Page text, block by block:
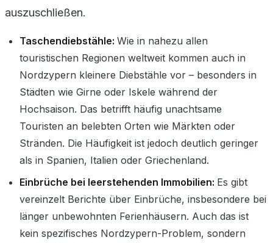
auszuschließen.
Taschendiebstähle: Wie in nahezu allen
touristischen Regionen weltweit kommen auch in
Nordzypern kleinere Diebstähle vor – besonders in
Städten wie Girne oder Iskele während der
Hochsaison. Das betrifft häufig unachtsame
Touristen an belebten Orten wie Märkten oder
Stränden. Die Häufigkeit ist jedoch deutlich geringer
als in Spanien, Italien oder Griechenland.
Einbrüche bei leerstehenden Immobilien: Es gibt
vereinzelt Berichte über Einbrüche, insbesondere bei
länger unbewohnten Ferienhäusern. Auch das ist
kein spezifisches Nordzypern-Problem, sondern